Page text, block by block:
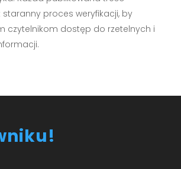
staranny proces weryfikacji, by
czytelnikom dostęp do rzetelnych i